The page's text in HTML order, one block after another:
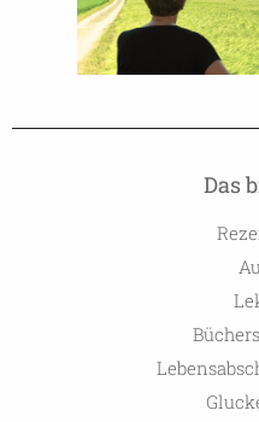
Das